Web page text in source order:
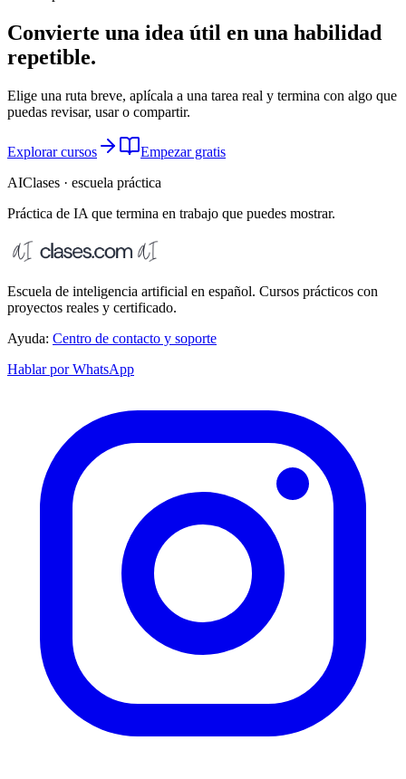
Convierte una idea útil en una habilidad
repetible.
Elige una ruta breve, aplícala a una tarea real y termina con algo que
puedas revisar, usar o compartir.
Explorar cursos
Empezar gratis
AIClases · escuela práctica
Práctica de IA que termina en trabajo que puedes mostrar.
Escuela de inteligencia artificial en español. Cursos prácticos con
proyectos reales y certificado.
Ayuda: Centro de contacto y soporte
Hablar por WhatsApp